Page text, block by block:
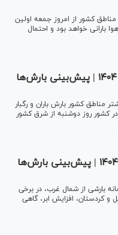
کشور از امروز جمعه اولین
بارانی خواهد بود و احتمال
وضعیت آب‌وهوای امروز ۳۰ اسفند ۱۴۰۴ | پیش‌بینی بارش‌ها
مناطق کشور بارش باران و رگبار
کشور روز دوشنبه از شرق کشور
وضعیت آب‌وهوای امروز ۲۹ اسفند ۱۴۰۴ | پیش‌بینی بارش‌ها
بارشی از شمال غرب، در برخی
و کردستان، افزایش ابر، گاهی